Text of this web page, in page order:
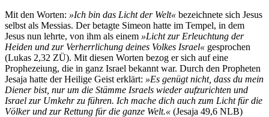
Mit den Worten: »Ich bin das Licht der Welt« bezeichnete sich Jesus
selbst als Messias. Der betagte Simeon hatte im Tempel, in dem
Jesus nun lehrte, von ihm als einem »Licht zur Erleuchtung der
Heiden und zur Verherrlichung deines Volkes Israel« gesprochen
(Lukas 2,32 ZÜ). Mit diesen Worten bezog er sich auf eine
Prophezeiung, die in ganz Israel bekannt war. Durch den Propheten
Jesaja hatte der Heilige Geist erklärt: »Es genügt nicht, dass du mein
Diener bist, nur um die Stämme Israels wieder aufzurichten und
Israel zur Umkehr zu führen. Ich mache dich auch zum Licht für die
Völker und zur Rettung für die ganze Welt.« (Jesaja 49,6 NLB)